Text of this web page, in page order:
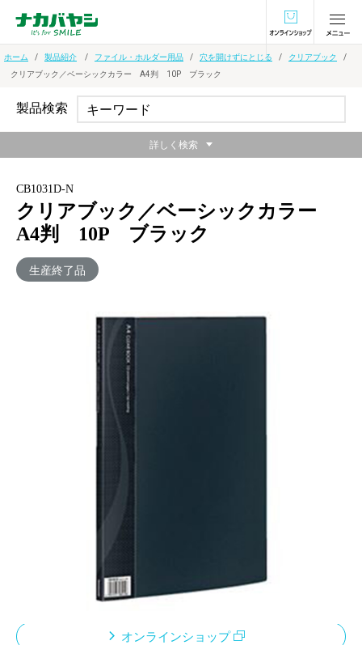
オンラインショ
ホーム 製品紹介 ファイル・ホルダー用品 穴を開けずにとじる
クリアブック
クリアブック／ベーシックカラー A4判 10P ブラック
CB1031D-N
クリアブック／ベーシックカラー
A4判 10P ブラック
生産終了品
使いやすい基本のクリアブックシリーズです。
メーカー希望小売価格：
ク調デザインの背ラベル
オンラインショップ
製品検索
詳しく検索